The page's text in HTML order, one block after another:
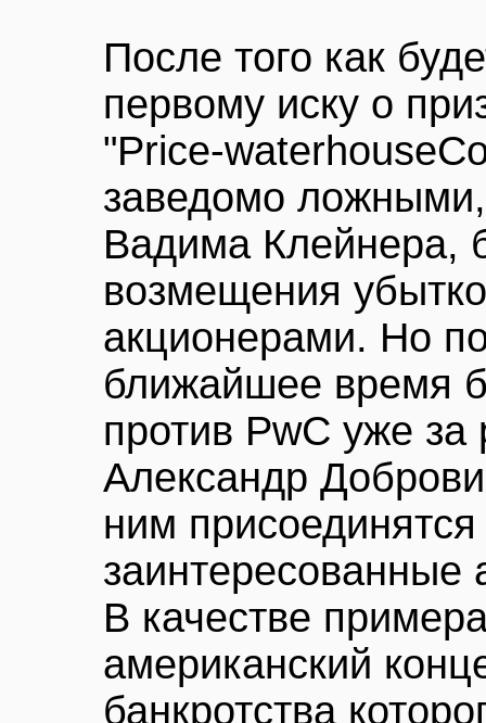
После того как
первому иску о
"Price-
заведомо
Вадима Клейнера,
возмещения
акционерами. Но
ближайшее время
против PwC уже
Александр
ним
заинтересованные
В качестве
американский
банкротства